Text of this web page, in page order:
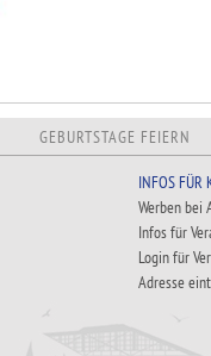
GEBURTSTAGE FEIERN
INFOS FÜR
Werben bei
Infos für
Login für
Adresse